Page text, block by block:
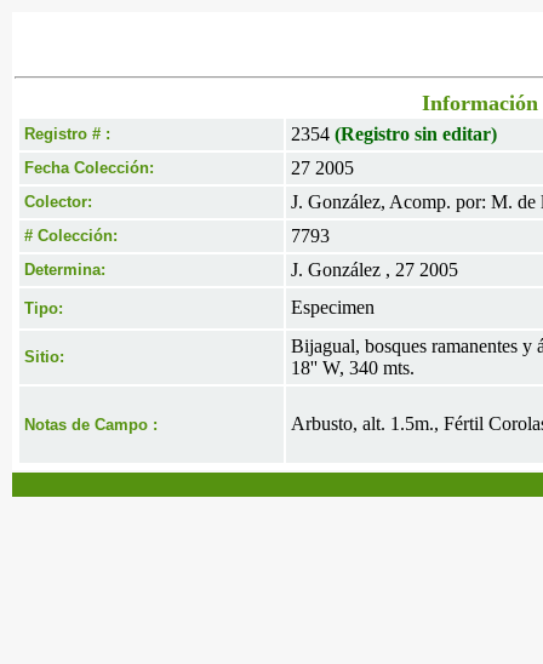
Información
Registro # : 2354 (Registro sin editar)
Fecha Colección: 27 2005
Colector: J. González, Acomp. por: M. de
# Colección: 7793
Determina: J. González , 27 2005
Tipo: Especimen
Sitio:
Bijagual, bosques ramanentes
18'' W, 340 mts.
Notas de Campo : Arbusto, alt. 1.5m., Fértil